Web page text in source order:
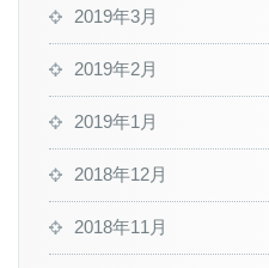
2019年3月
2019年2月
2019年1月
2018年12月
2018年11月